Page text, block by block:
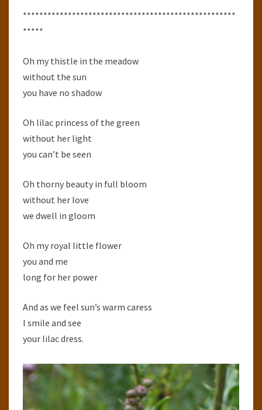
****************************************************
*****
Oh my thistle in the meadow
without the sun
you have no shadow
Oh lilac princess of the green
without her light
you can’t be seen
Oh thorny beauty in full bloom
without her love
we dwell in gloom
Oh my royal little flower
you and me
long for her power
And as we feel sun’s warm caress
I smile and see
your lilac dress.